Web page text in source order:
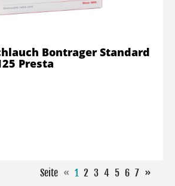
Bontrager Standard
Presta
Seite « 1 2 3 4 5 6 7 »